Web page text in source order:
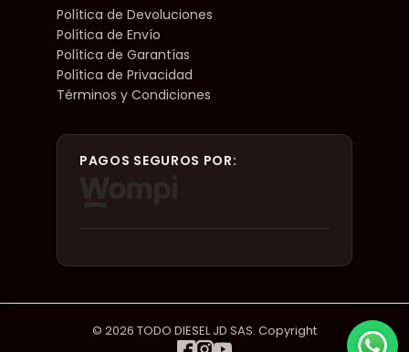
Política de Devoluciones
Política de Envío
Política de Garantías
Política de Privacidad
Términos y Condiciones
PAGOS SEGUROS POR:
© 2026 TODO DIESEL JD SAS. Copyright